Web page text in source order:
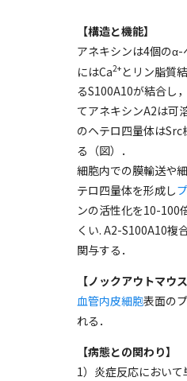
【構造と機能】
アネキシンは4個の
にはCa2+とリン脂質
るS100A10が結合し，
てアネキシンA2は可
のヘテロ四量体は
る（図）．
細胞内での膜輸送や
テロ四量体を形成し
ンの活性化を10-100
くい. A2-S100A10複
関与する．
【ノックアウトマウ
血管内皮細胞表面の
れる．
【病態との関わり】
1）炎症反応において